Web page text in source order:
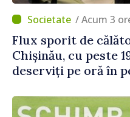
/ Acum 3
Flux sporit de
Chișinău, cu peste
deserviți pe oră în